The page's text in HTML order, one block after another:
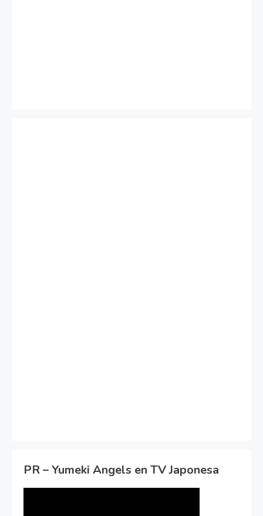
PR – Yumeki Angels en TV Japonesa